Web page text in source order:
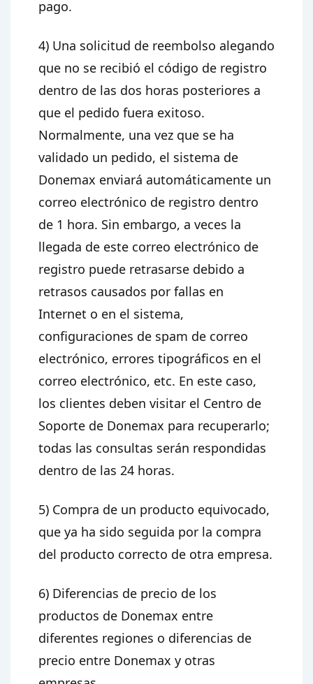
pago.
4) Una solicitud de reembolso alegando
que no se recibió el código de registro
dentro de las dos horas posteriores a
que el pedido fuera exitoso.
Normalmente, una vez que se ha
validado un pedido, el sistema de
Donemax enviará automáticamente un
correo electrónico de registro dentro
de 1 hora. Sin embargo, a veces la
llegada de este correo electrónico de
registro puede retrasarse debido a
retrasos causados por fallas en
Internet o en el sistema,
configuraciones de spam de correo
electrónico, errores tipográficos en el
correo electrónico, etc. En este caso,
los clientes deben visitar el Centro de
Soporte de Donemax para recuperarlo;
todas las consultas serán respondidas
dentro de las 24 horas.
5) Compra de un producto equivocado,
que ya ha sido seguida por la compra
del producto correcto de otra empresa.
6) Diferencias de precio de los
productos de Donemax entre
diferentes regiones o diferencias de
precio entre Donemax y otras